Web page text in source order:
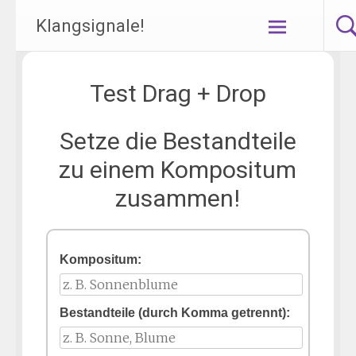
Klangsignale!
Test Drag + Drop
Setze die Bestandteile
zu einem Kompositum
zusammen!
Kompositum:
Bestandteile (durch Komma getrennt):